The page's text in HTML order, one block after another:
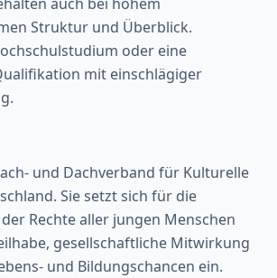
Struktur und Überblick.
oder eine
mit einschlägiger
und Dachverband für Kulturelle
Sie setzt sich für die
Rechte aller jungen Menschen
gesellschaftliche Mitwirkung
und Bildungschancen ein.